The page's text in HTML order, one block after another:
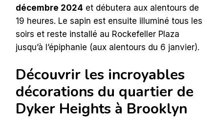
décembre 2024 et débutera aux alentours de
19 heures. Le sapin est ensuite illuminé tous les
soirs et reste installé au Rockefeller Plaza
jusqu’à l’épiphanie (aux alentours du 6 janvier).
Découvrir les incroyables
décorations du quartier de
Dyker Heights à Brooklyn